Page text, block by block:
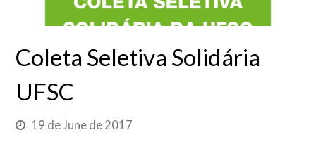
Coleta Seletiva Solidária
UFSC
19 de June de 2017